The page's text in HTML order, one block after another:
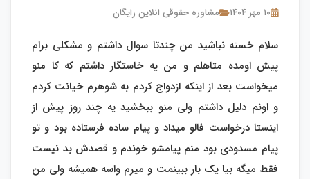
۱۰ مهر ۱۴۰۴ مشاوره حقوقی انلاین رایگان
سلام خسته نباشید من چندتا سوال داشتم و مشکلی برام
پیش اومده متاهلم و من یه خاستگار داشتم که کا منو
میخواست بعد از اینکه ازدواج کردم به شوهرم خیانت کردم
و اونم دلیل داشتم ولی منو ببخشید یه چند روز پیش از
اینستا درخواست فالو میداد و پیام ساده فرستاده بود و تو
پیام مسدودی بود منم پیامشو خوندم و قصدش بد نیست
فقط میگه بیا یک بار ببینمت و میرم واسه همیشه ولی من